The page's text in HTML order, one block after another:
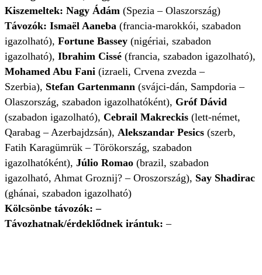
Kiszemeltek: Nagy Ádám (Spezia – Olaszország)
Távozók: Ismaël Aaneba (francia-marokkói, szabadon
igazolható), Fortune Bassey (nigériai, szabadon
igazolható), Ibrahim Cissé (francia, szabadon igazolható),
Mohamed Abu Fani (izraeli, Crvena zvezda –
Szerbia), Stefan Gartenmann (svájci-dán, Sampdoria –
Olaszország, szabadon igazolhatóként), Gróf Dávid
(szabadon igazolható), Cebrail Makreckis (lett-német,
Qarabag – Azerbajdzsán), Alekszandar Pesics (szerb,
Fatih Karagümrük – Törökország, szabadon
igazolhatóként), Júlio Romao (brazil, szabadon
igazolható, Ahmat Groznij? – Oroszország), Say Shadirac
(ghánai, szabadon igazolható)
Kölcsönbe távozók: –
Távozhatnak/érdeklődnek irántuk: –